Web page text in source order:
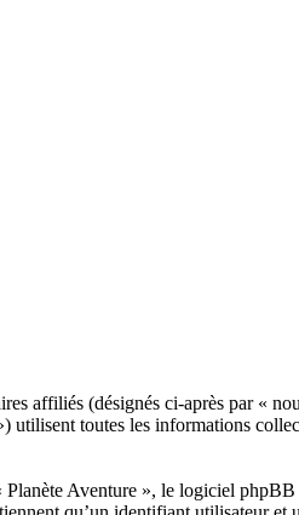
affiliés (désignés ci-après par «
toutes les informations
Aventure », le logiciel